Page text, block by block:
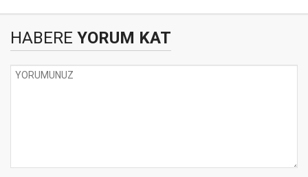
HABERE YORUM KAT